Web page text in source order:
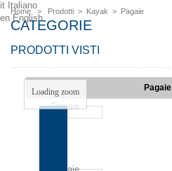
it Italiano
en English
Home > Prodotti > Kayak > Pagaie
CATEGORIE
PRODOTTI VISTI
Pagaie
Loading zoom